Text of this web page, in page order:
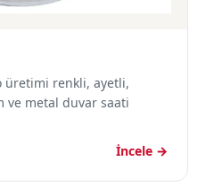
üretimi renkli, ayetli,
ve metal duvar saati
İncele →